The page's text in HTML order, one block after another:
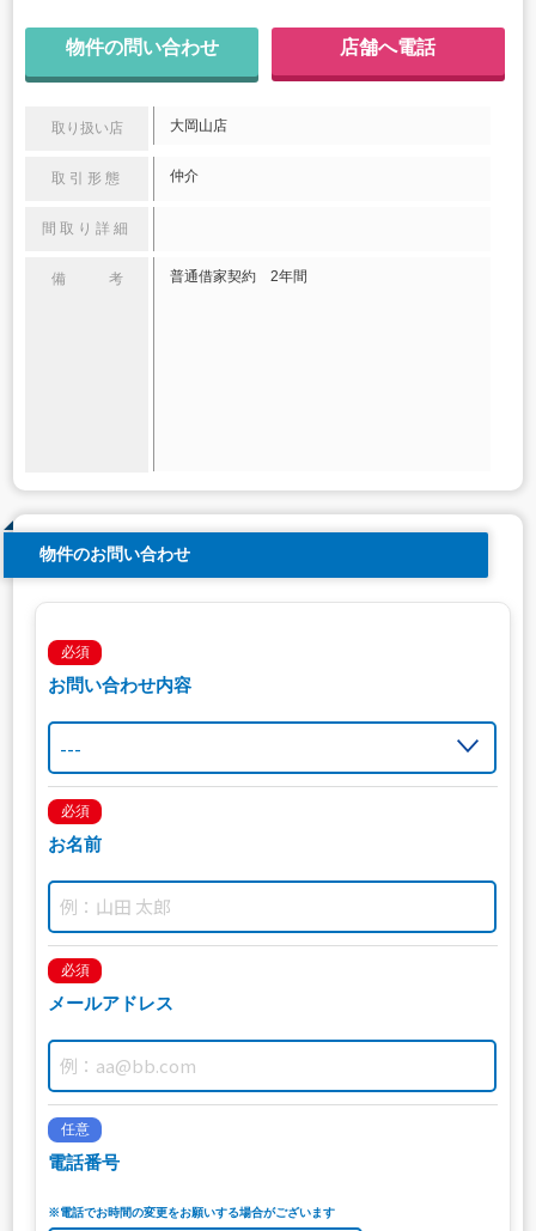
物件の問い合わせ 店舗へ電話
取り扱い店 大岡山店
取引形態 仲介
間取り詳細
備 考 普通借家契約 2年間
物件のお問い合わせ
必須
お問い合わせ内容
必須
お名前
必須
メールアドレス
任意
電話番号
※電話でお時間の変更をお願いする場合がございます